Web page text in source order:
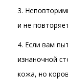
3.
и не
4. Если вам
изнаночной
кожа, но